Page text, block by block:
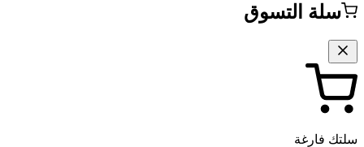
سلة التسوق
سلتك فارغة